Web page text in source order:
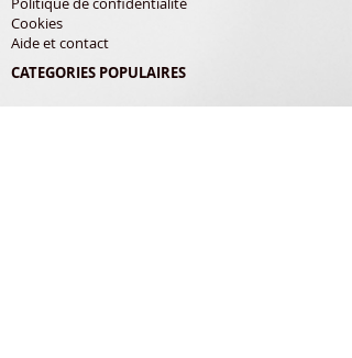
Cookies
Aide et contact
CATEGORIES POPULAIRES